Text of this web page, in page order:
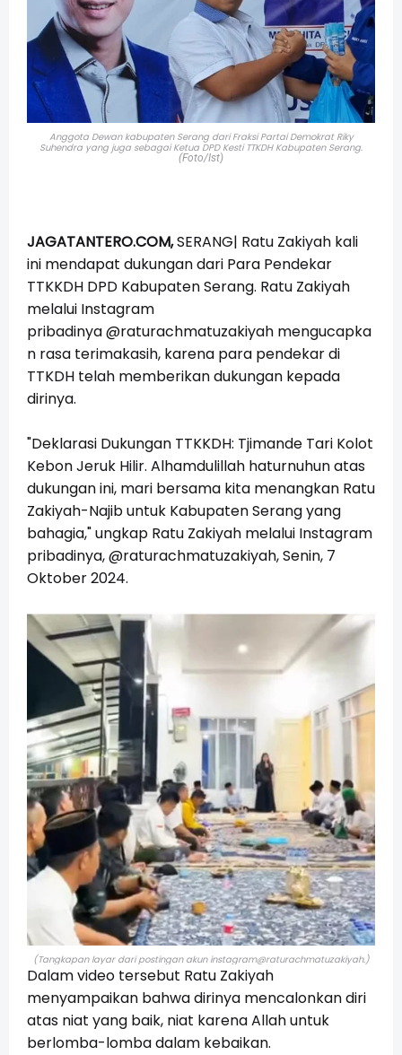
Anggota Dewan kabupaten Serang dari Fraksi Partai Demokrat Riky
Suhendra yang juga sebagaiKetua DPD Kesti TTKDH Kabupaten Serang.
(Foto/Ist)
JAGATANTERO.COM,SERANG| Ratu Zakiyah kali
ini mendapat dukungan dari Para Pendekar
TTKKDH DPD Kabupaten Serang. Ratu Zakiyah
melalui Instagram
pribadinya@raturachmatuzakiyah mengucapka
n rasa terimakasih, karena para pendekar di
TTKDH telah memberikan dukungan kepada
dirinya.
"Deklarasi Dukungan TTKKDH: Tjimande Tari Kolot
Kebon Jeruk Hilir. Alhamdulillah haturnuhun atas
dukungan ini, mari bersama kita menangkan Ratu
Zakiyah-Najib untuk Kabupaten Serang yang
bahagia," ungkap Ratu Zakiyah melalui Instagram
pribadinya, @raturachmatuzakiyah, Senin, 7
Oktober 2024.
(Tangkapan layar dari postingan akun instagram@raturachmatuzakiyah.)
Dalam video tersebut Ratu Zakiyah
menyampaikan bahwa dirinya mencalonkan diri
atas niat yang baik, niat karena Allah untuk
berlomba-lomba dalam kebaikan.